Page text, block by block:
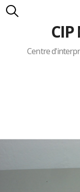
Carlota Royo
Francesca
Centre